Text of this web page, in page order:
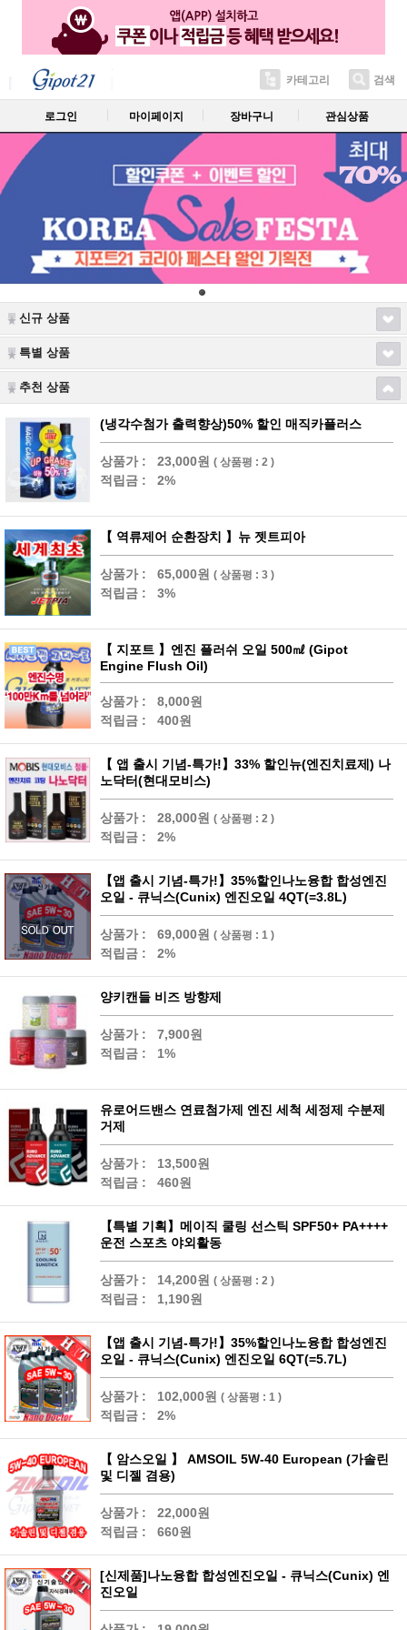
카테고리 검색
로그인 마이페이지 장바구니 관심상품
신규 상품
특별 상품
추천 상품
(냉각수첨가 출력향상)50% 할인 매직카플러스
상품가 : 23,000원 ( 상품평 : 2 )
적립금 : 2%
【 역류제어 순환장치 】뉴 젯트피아
상품가 : 65,000원 ( 상품평 : 3 )
적립금 : 3%
【 지포트 】엔진 플러쉬 오일 500㎖ (Gipot
Engine Flush Oil)
상품가 :
8,000원
적립금 :
400원
【 앱 출시 기념-특가!】33% 할인뉴(엔진치료제) 나
노닥터(현대모비스)
상품가 : 28,000원 ( 상품평 : 2 )
적립금 : 2%
【앱 출시 기념-특가!】35%할인나노융합 합성엔진
오일 - 큐닉스(Cunix) 엔진오일 4QT(=3.8L)
상품가 : 69,000원 ( 상품평 : 1 )
적립금 : 2%
양키캔들 비즈 방향제
상품가 :
7,900원
적립금 :
1%
유로어드밴스 연료첨가제 엔진 세척 세정제 수분제
거제
상품가 :
13,500원
적립금 :
460원
【특별 기획】메이직 쿨링 선스틱 SPF50+ PA++++
운전 스포츠 야외활동
상품가 : 14,200원 ( 상품평 : 2 )
적립금 : 1,190원
【앱 출시 기념-특가!】35%할인나노융합 합성엔진
오일 - 큐닉스(Cunix) 엔진오일 6QT(=5.7L)
상품가 : 102,000원 ( 상품평 : 1 )
적립금 : 2%
【 암스오일 】 AMSOIL 5W-40 European (가솔린
및 디젤 겸용)
상품가 :
22,000원
적립금 :
660원
[신제품]나노융합 합성엔진오일 - 큐닉스(Cunix) 엔
진오일